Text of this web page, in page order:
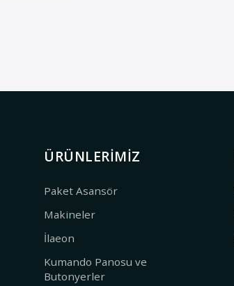
ÜRÜNLERIMIZ
Paket Asansör
Makineler
İlaeon
Kumando Panosu ve
Butonyerler